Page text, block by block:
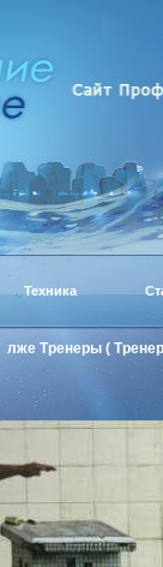
Техника
лже Тренеры (